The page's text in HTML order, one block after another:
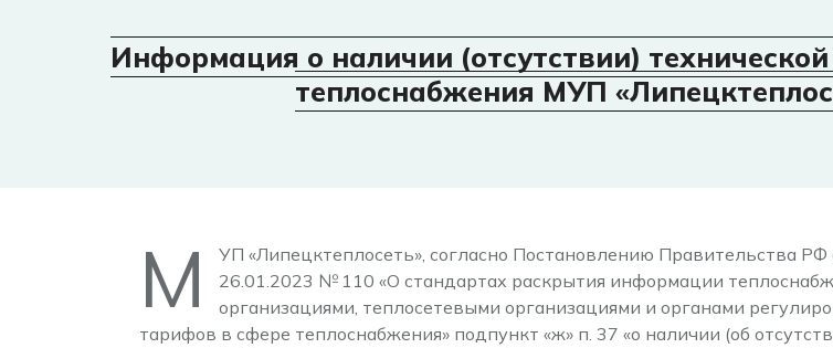
Информация о наличии (отсутствии)
теплоснабжения МУП
М
УП «Липецктеплосеть», согласно Постановлению Правительства РФ
26.01.2023 № 110 «О стандартах раскрытия информации
организациями, теплосетевыми организациями и органами
тарифов в сфере теплоснабжения» подпункт «ж» п. 37 «о наличии (об